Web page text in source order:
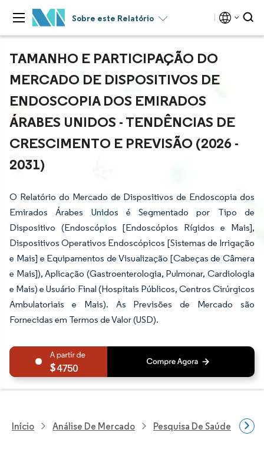
Sobre este Relatório
TAMANHO E PARTICIPAÇÃO DO
MERCADO DE DISPOSITIVOS DE
ENDOSCOPIA DOS EMIRADOS
ÁRABES UNIDOS - TENDÊNCIAS DE
CRESCIMENTO E PREVISÃO (2026 -
2031)
O Relatório do Mercado de Dispositivos de Endoscopia dos
Emirados Árabes Unidos é Segmentado por Tipo de
Dispositivo (Endoscópios [Endoscópios Rígidos e Mais],
Dispositivos Operativos Endoscópicos [Sistemas de Irrigação
e Mais] e Equipamentos de Visualização [Cabeças de Câmera
e Mais]), Aplicação (Gastroenterologia, Pulmonar, Cardiologia
e Mais) e Usuário Final (Hospitais Públicos, Centros Cirúrgicos
Ambulatoriais e Mais). As Previsões de Mercado são
Fornecidas em Termos de Valor (USD).
4750
Início Análise De Mercado Pesquisa De Saúde